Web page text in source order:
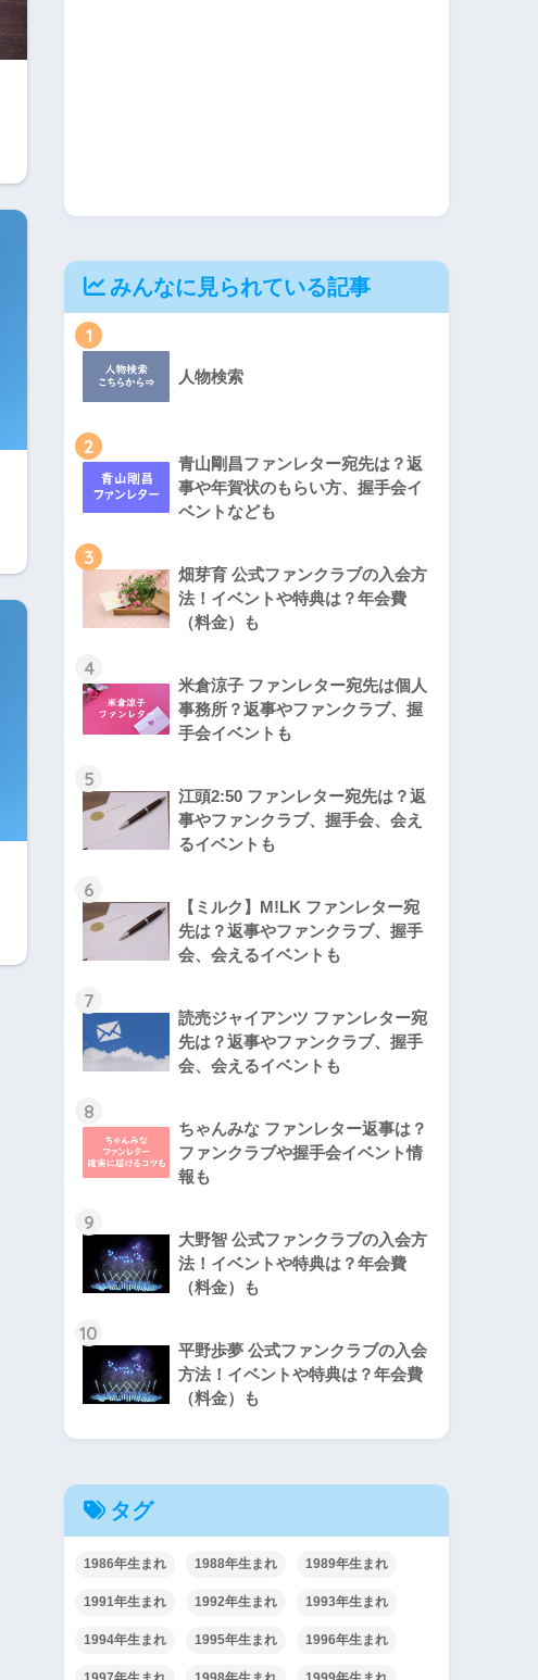
みんなに見られている記事
1
人物検索
2
青山剛昌ファンレター宛先は？返
事や年賀状のもらい方、握手会イ
ベントなども
3
畑芽育 公式ファンクラブの入会方
法！イベントや特典は？年会費
（料金）も
4
米倉涼子 ファンレター宛先は個人
事務所？返事やファンクラブ、握
手会イベントも
5
江頭2:50 ファンレター宛先は？返
事やファンクラブ、握手会、会え
るイベントも
6
【ミルク】M!LK ファンレター宛
先は？返事やファンクラブ、握手
会、会えるイベントも
7
読売ジャイアンツ ファンレター宛
先は？返事やファンクラブ、握手
会、会えるイベントも
8
ちゃんみな ファンレター返事は？
ファンクラブや握手会イベント情
報も
9
大野智 公式ファンクラブの入会方
法！イベントや特典は？年会費
（料金）も
10
平野歩夢 公式ファンクラブの入会
方法！イベントや特典は？年会費
（料金）も
タグ
1986年生まれ 1988年生まれ 1989年生まれ
1991年生まれ 1992年生まれ 1993年生まれ
1994年生まれ 1995年生まれ 1996年生まれ